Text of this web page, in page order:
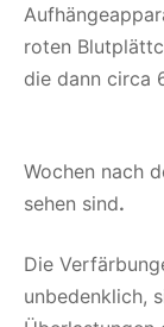
roten
die dann circa
Wochen nach
sehen sind.
Die
unbedenklich,